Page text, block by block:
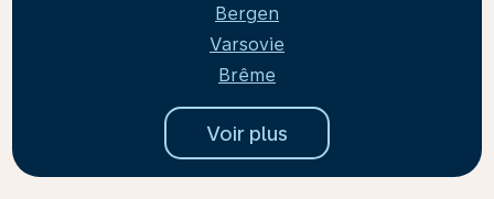
Bergen
Varsovie
Brême
Voir plus